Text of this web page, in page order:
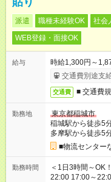
派遣 職種未経験OK 社会
WEB登録・面接OK
給与
時給1,300円～
交通費別途支
交通費 ■ 交通費
勤務地
東京都稲城市
稲城駅から徒歩5
多摩駅から徒歩5
■物流センタ
勤務時間
＜1日3時間～OK！＞ ▼ 例えば… ▼ 15:00～18:00
22:00 17:00～22:00 など こちら以外の時間も